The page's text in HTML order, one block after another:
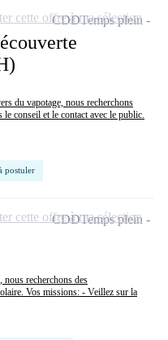
du vapotage, nous recherchons
conseil et le contact avec le public.
postuler
CDDTemps plein
cette offre à ma sélection
recherchons des
Vos missions: - Veillez sur la
CDDTemps plein
cette offre à ma sélection